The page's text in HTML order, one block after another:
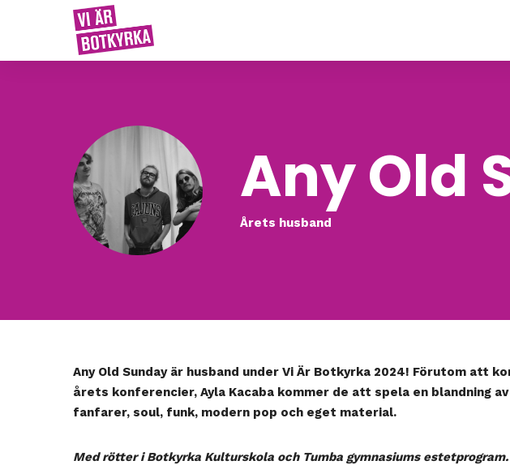
Any Old
Årets husband
Any Old Sunday är husband under Vi Är Botkyrka 2024! Förutom att
årets konferencier, Ayla Kacaba kommer de att spela en blandning av
fanfarer, soul, funk, modern pop och eget material.
Med rötter i Botkyrka Kulturskola och Tumba gymnasiums estetprogram.